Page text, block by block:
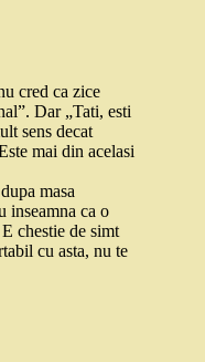
cred ca zice
Dar „Tati, esti
sens decat
mai din acelasi
masa
inseamna ca o
chestie de simt
cu asta, nu te